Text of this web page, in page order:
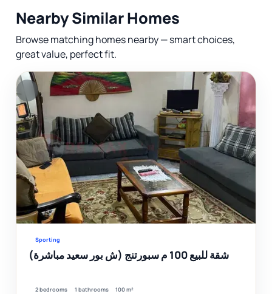
Nearby Similar Homes
Browse matching homes nearby — smart choices,
great value, perfect fit.
Sporting
شقة للبيع 100 م سبورتنج (ش بور سعيد مباشرة)
2 bedrooms 1 bathrooms 100 m²